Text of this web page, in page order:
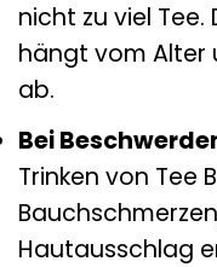
nicht zu viel
hängt vom Alter
ab.
Bei
Trinken von Tee
Hautausschlag